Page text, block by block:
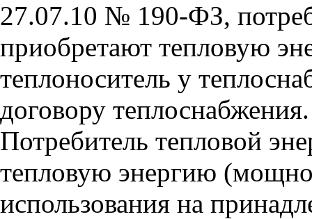
27.07.10 № 190-ФЗ,
приобретают тепловую
теплоноситель у
договору теплоснабжения.
Потребитель тепловой
тепловую энергию
использования на